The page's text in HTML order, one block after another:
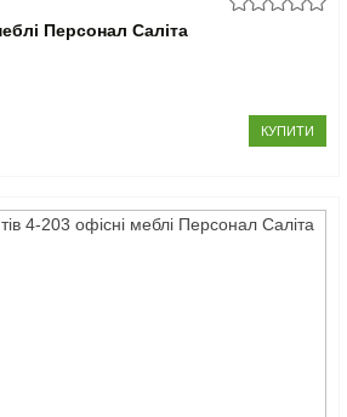
Персонал Саліта
КУПИТИ